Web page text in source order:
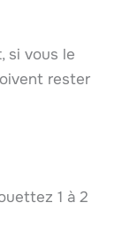
si vous le
rester
1 à 2